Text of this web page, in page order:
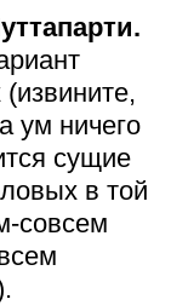
ум ничего
сущие
в той
совсем